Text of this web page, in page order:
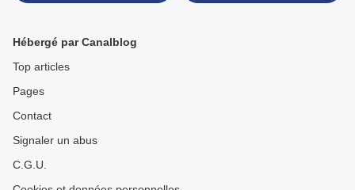
Hébergé par Canalblog
Top articles
Pages
Contact
Signaler un abus
C.G.U.